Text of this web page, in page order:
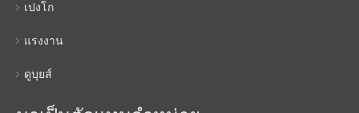
เปงโก
แรงงาน
ดูบุยส์